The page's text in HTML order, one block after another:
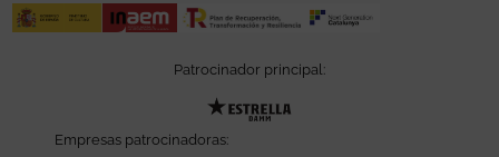
Patrocinador principal:
Empresas patrocinadoras: